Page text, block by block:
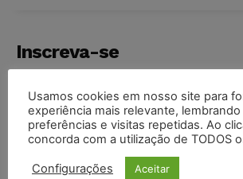
Inscreva-se
INSCREVER
Usamos cookies em nosso site para
experiência mais relevante, lembrando
preferências e visitas repetidas. Ao
concorda com a utilização de TODOS
Configurações Aceitar